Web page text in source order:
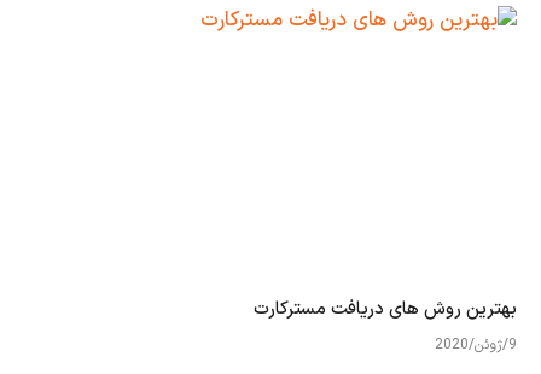
بهترین روش های دریافت مسترکارت
9/ژوئن/2020